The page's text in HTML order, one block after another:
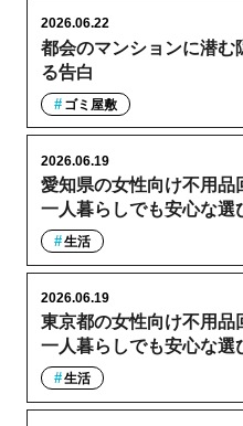
都会のマンションに潜む
る告白
2026.06.22
ゴミ屋敷
愛知県の女性向け不用品
一人暮らしでも安心な選
2026.06.19
生活
東京都の女性向け不用品
一人暮らしでも安心な選
2026.06.19
生活